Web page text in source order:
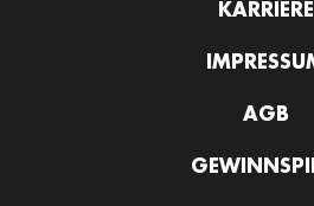
KARRIERE
AGB